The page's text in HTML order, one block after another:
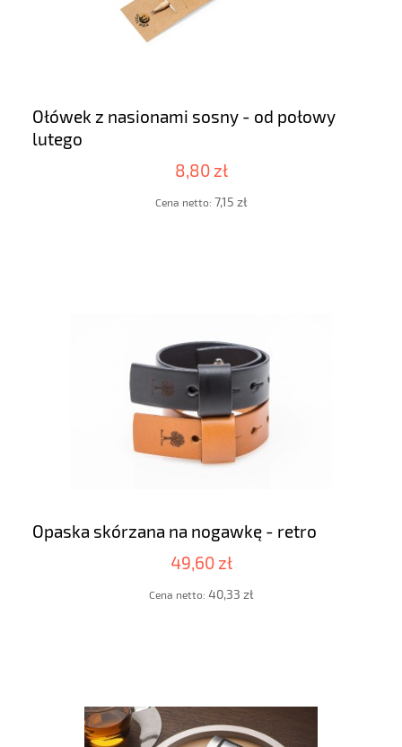
Ołówek z nasionami sosny - od połowy
lutego
8,80 zł
Cena netto: 7,15 zł
Opaska skórzana na nogawkę - retro
49,60 zł
Cena netto: 40,33 zł